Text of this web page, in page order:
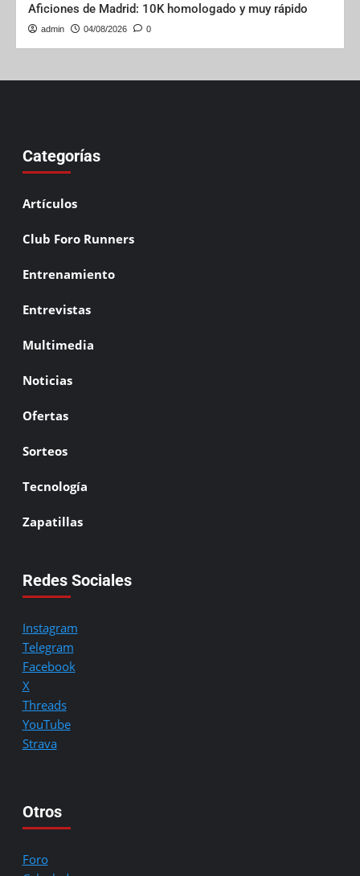
Aficiones de Madrid: 10K homologado y muy rápido
admin 04/08/2026 0
Categorías
Artículos
Club Foro Runners
Entrenamiento
Entrevistas
Multimedia
Noticias
Ofertas
Sorteos
Tecnología
Zapatillas
Redes Sociales
Instagram
Telegram
Facebook
X
Threads
YouTube
Strava
Otros
Foro